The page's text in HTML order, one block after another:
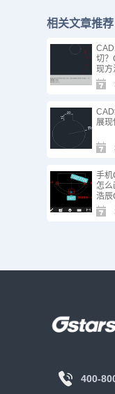
相关文章推荐
切？
现方
CAD
展
手机
怎
浩辰
400-